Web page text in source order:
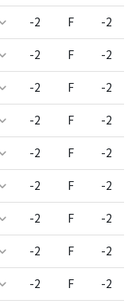
-2 F -2
-2 F -2
-2 F -2
-2 F -2
-2 F -2
-2 F -2
-2 F -2
-2 F -2
-2 F -2